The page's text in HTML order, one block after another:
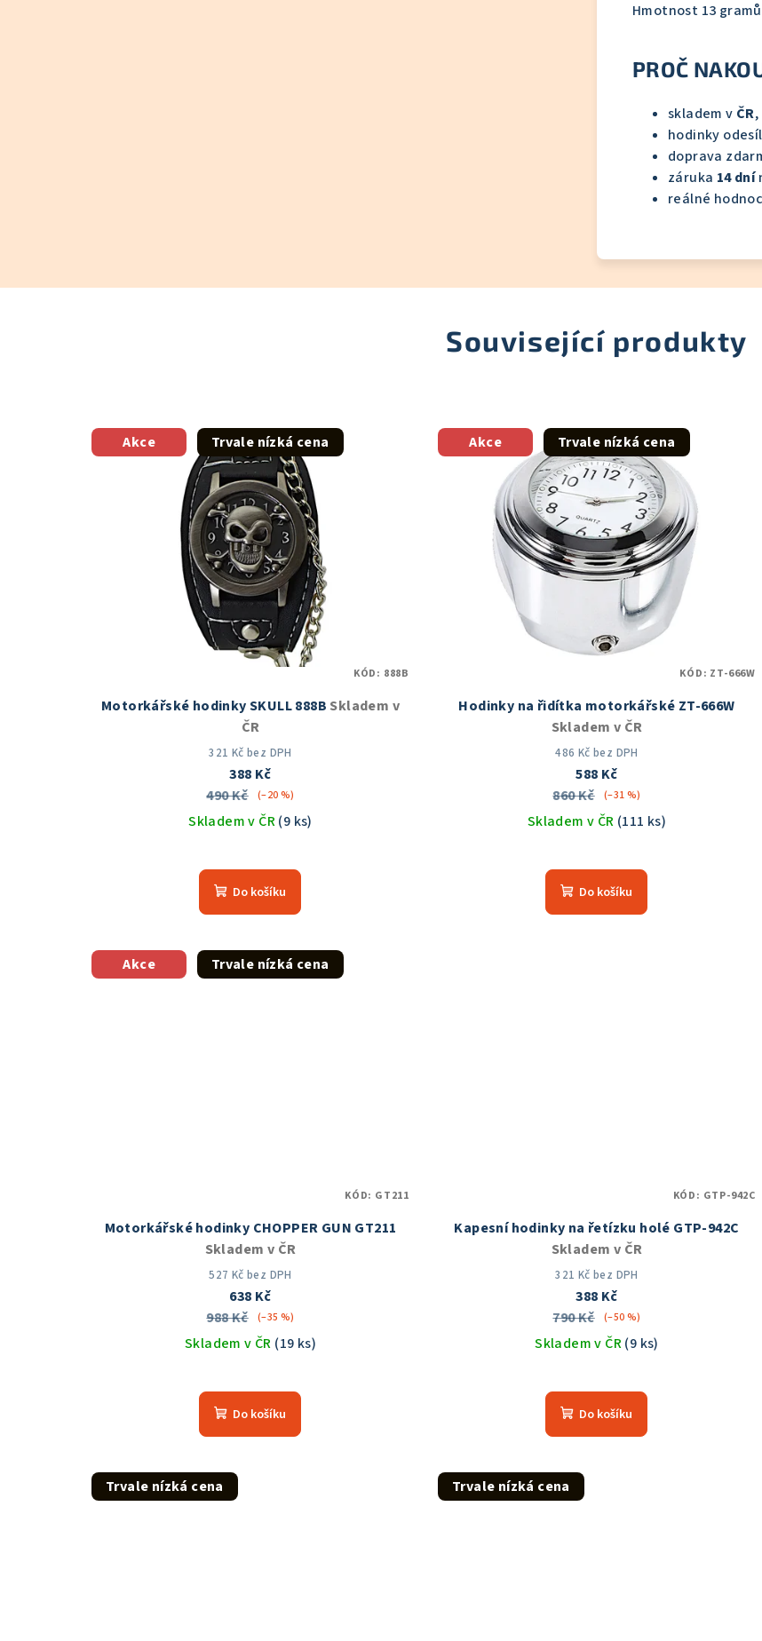
Hmotnost 13 gramů
PROČ
skladem v ČR,
hodinky
doprava
záruka 14 dní
reálné
Související produkty
Akce Trvale nízká cena
Motorkářské hodinky SKULL 888B Skladem v
ČR
321 Kč bez DPH
388 Kč
490 Kč
(–20 %)
Skladem v ČR(9 ks)
hodnocení
produktu
je
z
5
Do košíku
KÓD: 888B
Akce Trvale nízká cena
Hodinky na řidítka motorkářské ZT-666W
Skladem v ČR
486 Kč bez DPH
588 Kč
860 Kč
(–31 %)
Skladem v ČR (111 ks)
hodnocení
produktu
je
Do košíku
KÓD: ZT-666W
Akce Trvale nízká cena
Motorkářské hodinky CHOPPER GUN GT211
Skladem v ČR
527 Kč bez DPH
638 Kč
988 Kč
(–35 %)
Skladem v ČR (19 ks)
hodnocení
produktu
je
Do košíku
KÓD: GT211
Kapesní hodinky na řetízku holé GTP-942C
Skladem v ČR
321 Kč bez DPH
388 Kč
790 Kč
(–50 %)
Skladem v ČR(9 ks)
Do košíku
KÓD: GTP-942C
Trvale nízká cena Trvale nízká cena